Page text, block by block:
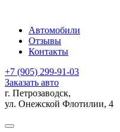
Автомобили
Отзывы
Контакты
+7 (905) 299-91-03
Заказать авто
г. Петрозаводск,
ул. Онежской Флотилии, 4